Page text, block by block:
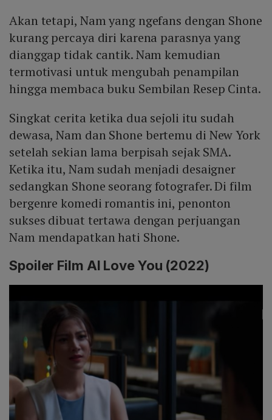
Akan tetapi, Nam yang ngefans dengan Shone
kurang percaya diri karena parasnya yang
dianggap tidak cantik. Nam kemudian
termotivasi untuk mengubah penampilan
hingga membaca buku Sembilan Resep Cinta.
Singkat cerita ketika dua sejoli itu sudah
dewasa, Nam dan Shone bertemu di New York
setelah sekian lama berpisah sejak SMA.
Ketika itu, Nam sudah menjadi desaigner
sedangkan Shone seorang fotografer. Di film
bergenre komedi romantis ini, penonton
sukses dibuat tertawa dengan perjuangan
Nam mendapatkan hati Shone.
Spoiler Film AI Love You (2022)